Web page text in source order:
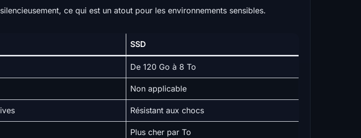
ce qui est un atout pour les environnements sensibles.
SSD
De 120 Go à 8 To
Non applicable
Résistant aux chocs
Plus cher par To